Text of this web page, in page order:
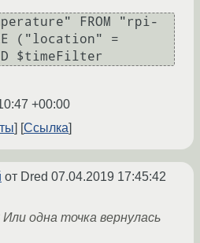
FROM "rpi-
("location" =
$timeFilter
+00:00
Ссылка
от Dred 07.04.2019 17:45:42
одна точка вернулась